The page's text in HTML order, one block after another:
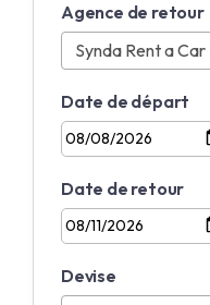
Agence de retour
Date de départ
Date de retour
Devise